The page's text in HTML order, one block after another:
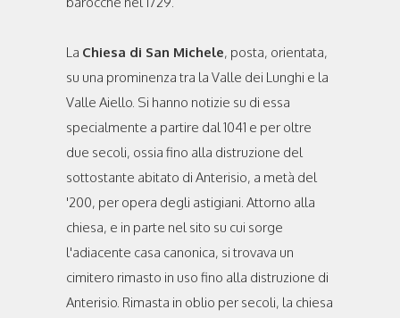
La Chiesa di San Michele, posta, orientata,
su una prominenza tra la Valle dei Lunghi e la
Valle Aiello. Si hanno notizie su di essa
specialmente a partire dal 1041 e per oltre
due secoli, ossia fino alla distruzione del
sottostante abitato di Anterisio, a metà del
'200, per opera degli astigiani. Attorno alla
chiesa, e in parte nel sito su cui sorge
l'adiacente casa canonica, si trovava un
cimitero rimasto in uso fino alla distruzione di
Anterisio. Rimasta in oblio per secoli, la chiesa